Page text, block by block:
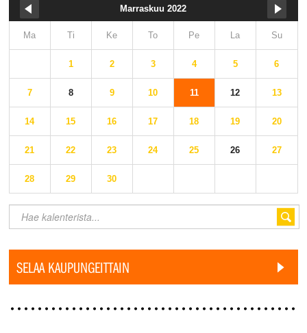
Marraskuu 2022
Ma Ti Ke To Pe La Su
1 2 3 4 5 6
7 8 9 10 11 12 13
14 15 16 17 18 19 20
21 22 23 24 25 26 27
28 29 30
SELAA KAUPUNGEITTAIN